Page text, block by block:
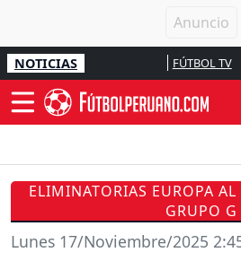
NOTICIAS FÚTBOL TV
ELIMINATORIAS EUROPA
GRUPO G
Lunes 17/Noviembre/2025